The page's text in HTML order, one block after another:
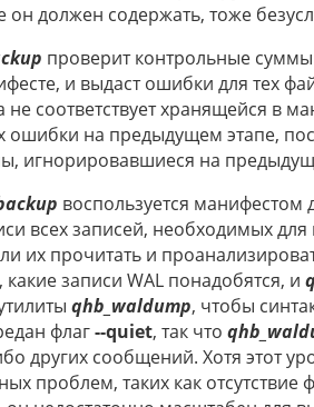
должен содержать, тоже
проверит контрольные
и выдаст ошибки для тех
соответствует хранящейся в
на предыдущем этапе,
игнорировавшиеся на
воспользуется
всех записей, необходимых для
их прочитать и
записи WAL понадобятся, и
qhb_waldump, чтобы
флаг--quiet, так что
других сообщений. Хотя этот
проблем, таких как отсутствие